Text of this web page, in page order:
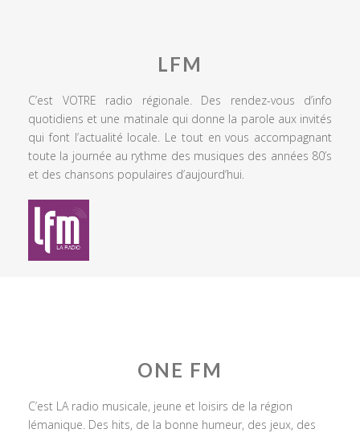
LFM
C’est VOTRE radio régionale. Des rendez-vous d’info
quotidiens et une matinale qui donne la parole aux invités
qui font l’actualité locale. Le tout en vous accompagnant
toute la journée au rythme des musiques des années 80’s
et des chansons populaires d’aujourd’hui.
ONE FM
C’est LA radio musicale, jeune et loisirs de la région
lémanique. Des hits, de la bonne humeur, des jeux, des